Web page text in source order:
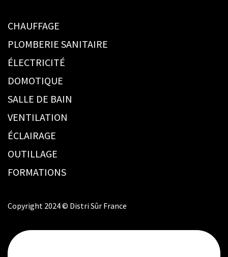
CHAUFFAGE
PLOMBERIE SANITAIRE
ÉLECTRICITÉ
DOMOTIQUE
SALLE DE BAIN
VENTILATION
ÉCLAIRAGE
OUTILLAGE
FORMATIONS
Copyright 2024 © Distri Sûr France